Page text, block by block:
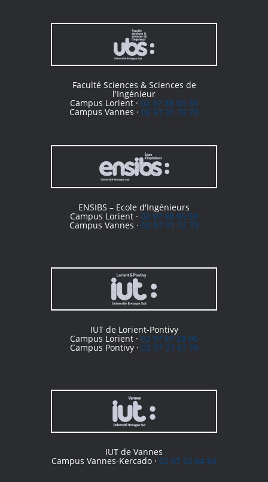
Faculté Sciences & Sciences de
l'Ingénieur
Campus Lorient · 02 97 88 05 50
Campus Vannes · 02 97 01 70 70
ENSIBS – Ecole d'Ingénieurs
Campus Lorient · 02 97 88 05 59
Campus Vannes · 02 97 01 72 73
IUT de Lorient-Pontivy
Campus Lorient · 02 97 87 28 00
Campus Pontivy · 02 97 27 67 70
IUT de Vannes
Campus Vannes-Kercado · 02 97 62 64 64